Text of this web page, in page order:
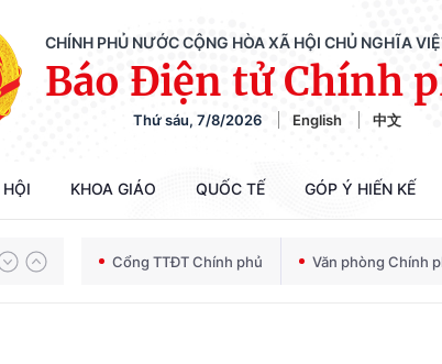
CHÍNH PHỦ NƯỚC CỘNG HÒA XÃ HỘI CHỦ NGHĨA
Báo Điện tử Chính
Thứ sáu, 7/8/2026 English 中文
KHOA GIÁO QUỐC TẾ GÓP Ý HIẾN KẾ
Cổng TTĐT Chính phủ Văn phòng Chính